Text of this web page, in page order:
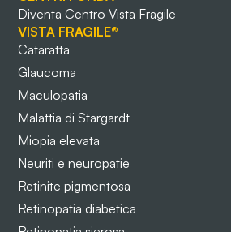
Diventa Centro Vista Fragile
VISTA FRAGILE®
Cataratta
Glaucoma
Maculopatia
Malattia di Stargardt
Miopia elevata
Neuriti e neuropatie
Retinite pigmentosa
Retinopatia diabetica